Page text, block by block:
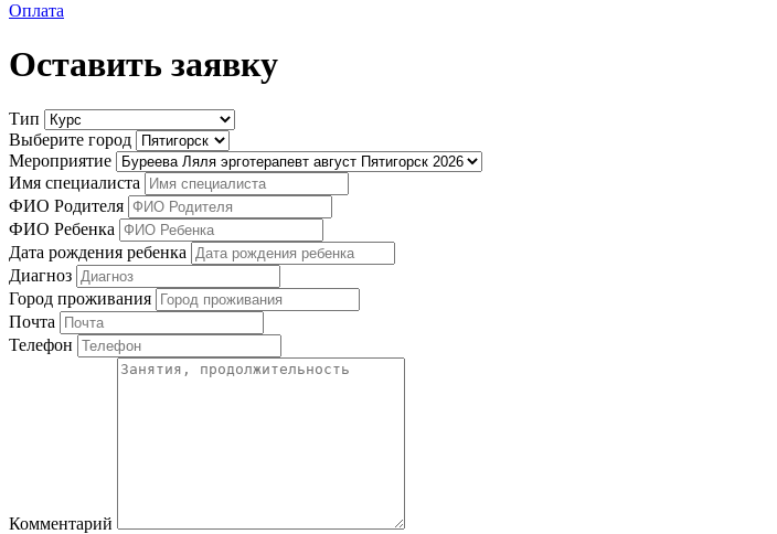
Оплата
Оставить заявку
Тип
Выберите город
Мероприятие
Имя специалиста
ФИО Родителя
ФИО Ребенка
Дата рождения ребенка
Диагноз
Город проживания
Почта
Телефон
Комментарий